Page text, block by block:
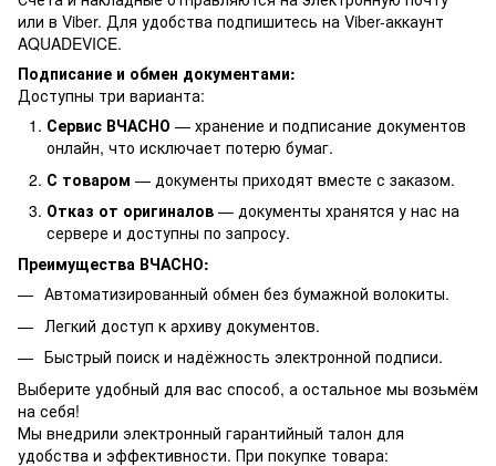
или в Viber. Для удобства подпишитесь на Viber-аккаунт
AQUADEVICE.
Подписание и обмен документами:
Доступны три варианта:
Сервис ВЧАСНО — хранение и подписание документов
онлайн, что исключает потерю бумаг.
С товаром — документы приходят вместе с заказом.
Отказ от оригиналов — документы хранятся у нас на
сервере и доступны по запросу.
Преимущества ВЧАСНО:
Автоматизированный обмен без бумажной волокиты.
Легкий доступ к архиву документов.
Быстрый поиск и надёжность электронной подписи.
Выберите удобный для вас способ, а остальное мы возьмём
на себя!
Мы внедрили электронный гарантийный талон для
удобства и эффективности. При покупке товара: